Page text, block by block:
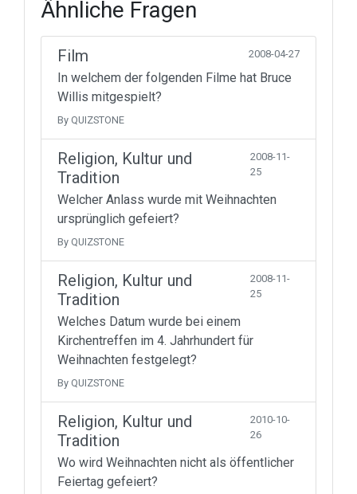
Ähnliche Fragen
Film 2008-04-27
In welchem der folgenden Filme hat Bruce
Willis mitgespielt?
By QUIZSTONE
Religion, Kultur und
Tradition
2008-11-
25
Welcher Anlass wurde mit Weihnachten
ursprünglich gefeiert?
By QUIZSTONE
Religion, Kultur und
Tradition
2008-11-
25
Welches Datum wurde bei einem
Kirchentreffen im 4. Jahrhundert für
Weihnachten festgelegt?
By QUIZSTONE
Religion, Kultur und
Tradition
2010-10-
26
Wo wird Weihnachten nicht als öffentlicher
Feiertag gefeiert?